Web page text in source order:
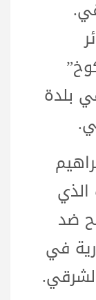
بلدة
ضد
في